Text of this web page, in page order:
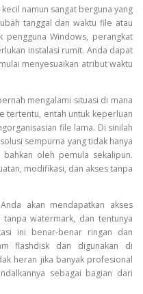
namun sangat berguna yang
tanggal dan waktu file atau
Windows, perangkat
instalasi rumit. Anda dapat
menyesuaikan atribut waktu
mengalami situasi di mana
tertentu, entah untuk keperluan
file lama. Di sinilah
sempurna yang tidak hanya
oleh pemula sekalipun.
modifikasi, dan akses tanpa
akan mendapatkan akses
watermark, dan tentunya
ini benar-benar ringan dan
flashdisk dan digunakan di
heran jika banyak profesional
sebagai bagian dari